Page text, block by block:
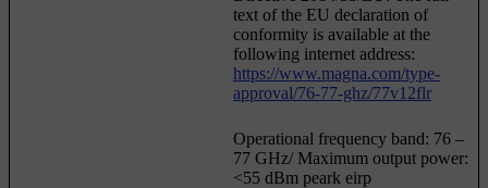
text of the EU declaration of
conformity is available at the
following internet address:
https://www.magna.com/type-
approval/76-77-ghz/77v12flr
Operational frequency band: 76 –
77 GHz/ Maximum output power:
<55 dBm peark eirp